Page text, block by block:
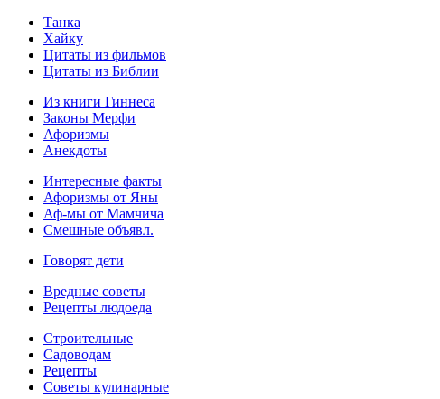
Танка
Хайку
Цитаты из фильмов
Цитаты из Библии
Из книги Гиннеса
Законы Мерфи
Афоризмы
Анекдоты
Интересные факты
Афоризмы от Яны
Аф-мы от Мамчича
Смешные объявл.
Говорят дети
Вредные советы
Рецепты людоеда
Строительные
Садоводам
Рецепты
Советы кулинарные